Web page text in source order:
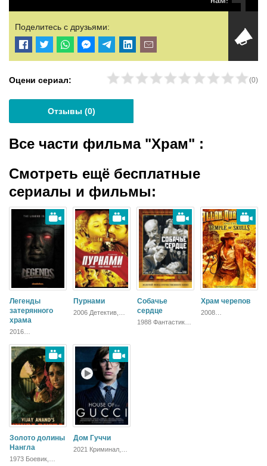
Поделитесь с друзьями:
Оцени сериал: (0)
Отзывы (0)
Все части фильма "Храм" :
Смотреть ещё бесплатные
сериалы и фильмы:
Легенды
затерянного
храма
2016
Семейный
Пурнами
2006 Детектив,
Собачье
сердце
1988 Фантастика,
Храм черепов
2008
Золото долины
Нангла
1973 Боевик,
Дом Гуччи
2021 Криминал,